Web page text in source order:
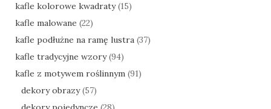
kafle kolorowe kwadraty (15)
kafle malowane (22)
kafle podłużne na ramę lustra (37)
kafle tradycyjne wzory (94)
kafle z motywem roślinnym (91)
dekory obrazy (57)